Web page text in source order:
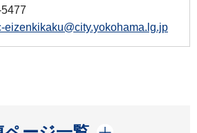
eizenkikaku@city.yokohama.lg.jp
開く